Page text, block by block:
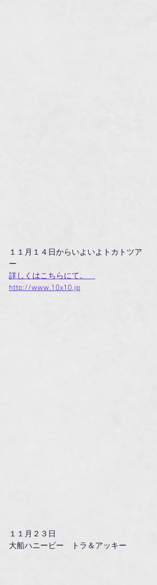
１１月１４日からいよいよトカトツア
ー
詳しくはこちらにて。
http://www.10x10.jp
１１月２３日
大船ハニービー　トラ＆アッキー